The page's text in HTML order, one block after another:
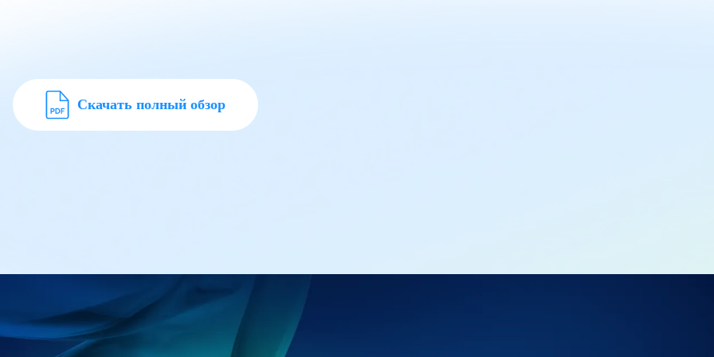
Скачать полный обзор